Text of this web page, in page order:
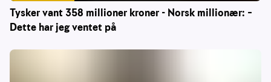
Tysker vant 358 millioner kroner - Norsk millionær: –
Dette har jeg ventet på